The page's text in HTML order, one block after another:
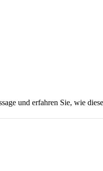
und erfahren Sie, wie